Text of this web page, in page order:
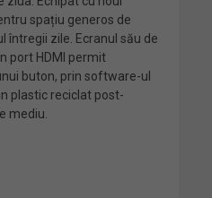
spațiu generos de
întregii zile. Ecranul său de
port HDMI permit
buton, prin software-ul
plastic reciclat post-
mediu.